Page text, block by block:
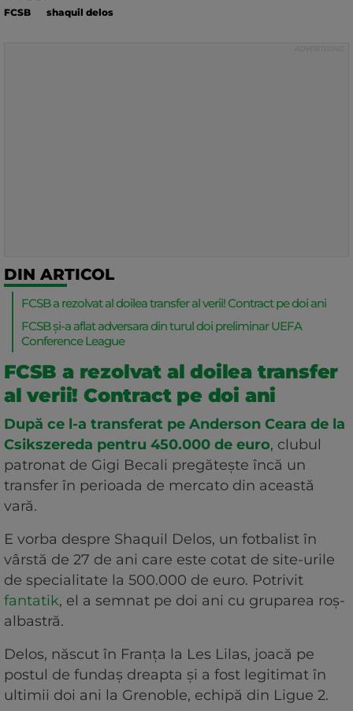
FCSB shaquil delos
DIN ARTICOL
FCSB a rezolvat al doilea transfer al verii! Contract pe doi ani
FCSB și-a aflat adversara din turul doi preliminar UEFA
Conference League
FCSB a rezolvat al doilea transfer
al verii! Contract pe doi ani
După ce l-a transferat pe Anderson Ceara de la
Csikszereda pentru 450.000 de euro, clubul
patronat de Gigi Becali pregătește încă un
transfer în perioada de mercato din această
vară.
E vorba despre Shaquil Delos, un fotbalist în
vârstă de 27 de ani care este cotat de site-urile
de specialitate la 500.000 de euro. Potrivit
fantatik, el a semnat pe doi ani cu gruparea roș-
albastră.
Delos, născut în Franța la Les Lilas, joacă pe
postul de fundaș dreapta și a fost legitimat în
ultimii doi ani la Grenoble, echipă din Ligue 2.